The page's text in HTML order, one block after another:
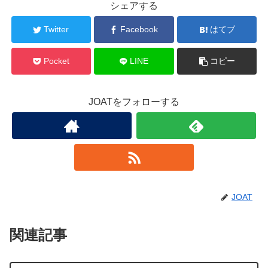
シェアする
Twitter Facebook はてブ
Pocket LINE コピー
JOATをフォローする
JOAT
関連記事